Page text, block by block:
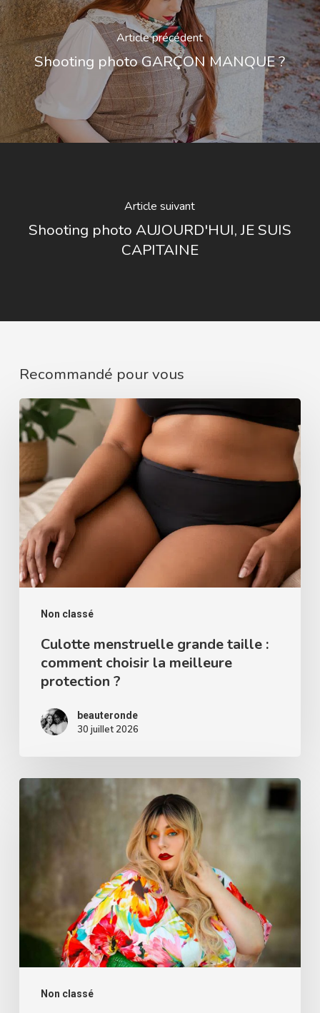
Article précédent
Shooting photo GARÇON MANQUE ?
Article suivant
Shooting photo AUJOURD'HUI, JE SUIS
CAPITAINE
Recommandé pour vous
Non classé
Culotte
menstruelle
taille
:
comment
choisir
la
meilleure
protection
Culotte menstruelle grande taille :
comment choisir la meilleure
protection ?
beauteronde
30 juillet 2026
Non classé
Robe
look
up
coloré